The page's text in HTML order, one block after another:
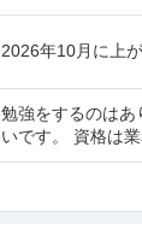
層と比べず一般...
年10月に上
強をするのは
です。 資格は
ムカードとキ